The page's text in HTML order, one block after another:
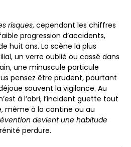
risques, cependant les chiffres
progression d’accidents,
huit ans. La scène la plus
un verre oublié ou cassé dans
une minuscule particule
pensez être prudent, pourtant
souvent la vigilance. Au
à l’abri, l’incident guette tout
même à la cantine ou au
devient une habitude
perdure.